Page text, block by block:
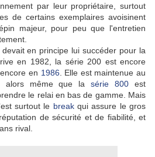
par leur propriétaire, surtout
de certains exemplaires avoisinent
majeur, pour peu que l'entretien
en principe lui succéder pour la
en 1982, la série 200 est encore
en 1986 . Elle est maintenue au
alors même que lasérie 800 est
le relai en bas de gamme. Mais
surtout le breakqui assure le gros
de sécurité et de fiabilité, et
rival.